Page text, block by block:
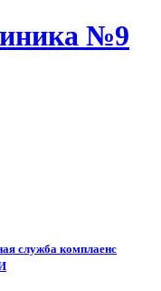
№9
служба комплаенс